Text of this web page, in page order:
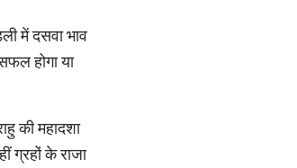
में दसवा भाव
होगा या
की महादशा
ग्रहों के राजा